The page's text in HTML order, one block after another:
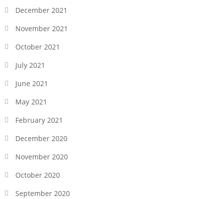
December 2021
November 2021
October 2021
July 2021
June 2021
May 2021
February 2021
December 2020
November 2020
October 2020
September 2020